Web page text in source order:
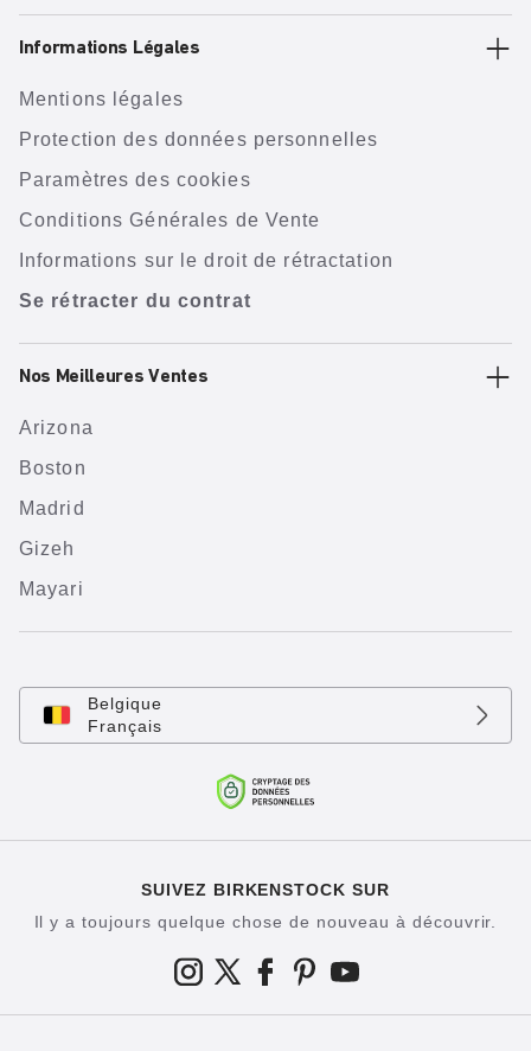
Informations Légales
Mentions légales
Protection des données personnelles
Paramètres des cookies
Conditions Générales de Vente
Informations sur le droit de rétractation
Se rétracter du contrat
Nos Meilleures Ventes
Arizona
Boston
Madrid
Gizeh
Mayari
Belgique
Français
SUIVEZ BIRKENSTOCK SUR
Il y a toujours quelque chose de nouveau à découvrir.